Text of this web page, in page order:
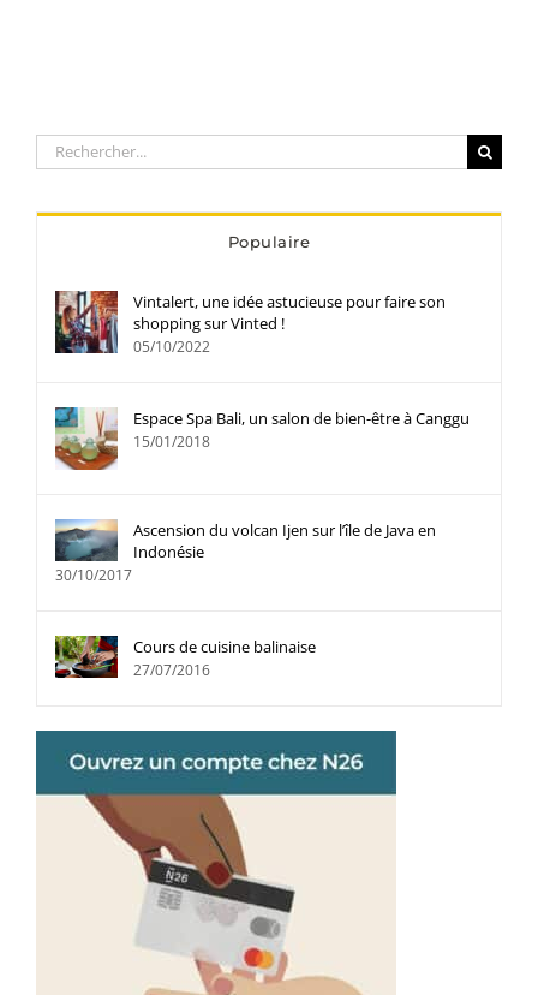
Rechercher:
Populaire
Vintalert, une idée astucieuse pour faire son
shopping sur Vinted !
05/10/2022
Espace Spa Bali, un salon de bien-être à Canggu
15/01/2018
Ascension du volcan Ijen sur l’île de Java en
Indonésie
30/10/2017
Cours de cuisine balinaise
27/07/2016